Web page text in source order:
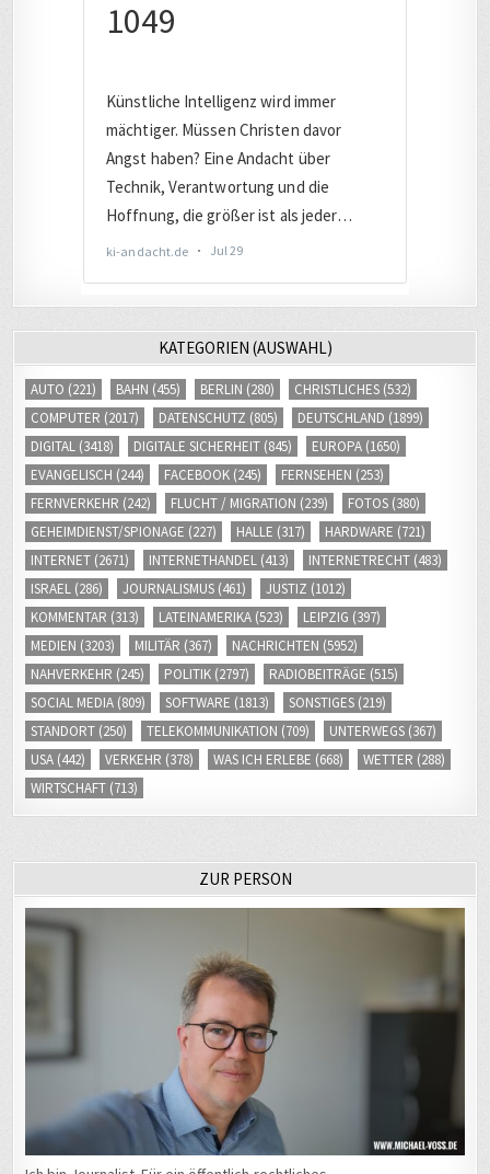
KATEGORIEN (AUSWAHL)
AUTO (221) BAHN (455) BERLIN (280) CHRISTLICHES (532)
COMPUTER (2017) DATENSCHUTZ (805) DEUTSCHLAND (1899)
DIGITAL (3418) DIGITALE SICHERHEIT (845) EUROPA (1650)
EVANGELISCH (244) FACEBOOK (245) FERNSEHEN (253)
FERNVERKEHR (242) FLUCHT / MIGRATION (239) FOTOS (380)
GEHEIMDIENST/SPIONAGE (227) HALLE (317) HARDWARE (721)
INTERNET (2671) INTERNETHANDEL (413) INTERNETRECHT (483)
ISRAEL (286) JOURNALISMUS (461) JUSTIZ (1012)
KOMMENTAR (313) LATEINAMERIKA (523) LEIPZIG (397)
MEDIEN (3203) MILITÄR (367) NACHRICHTEN (5952)
NAHVERKEHR (245) POLITIK (2797) RADIOBEITRÄGE (515)
SOCIAL MEDIA (809) SOFTWARE (1813) SONSTIGES (219)
STANDORT (250) TELEKOMMUNIKATION (709) UNTERWEGS (367)
USA (442) VERKEHR (378) WAS ICH ERLEBE (668) WETTER (288)
WIRTSCHAFT (713)
ZUR PERSON